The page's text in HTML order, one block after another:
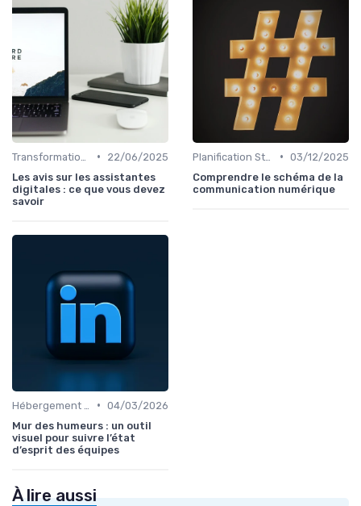
•
22/06/2025
Les avis sur les assistantes
digitales : ce que vous devez
savoir
• 03/12/2025
Comprendre le schéma de la
communication numérique
• 04/03/2026
Mur des humeurs : un outil
visuel pour suivre l’état
d’esprit des équipes
À lire aussi